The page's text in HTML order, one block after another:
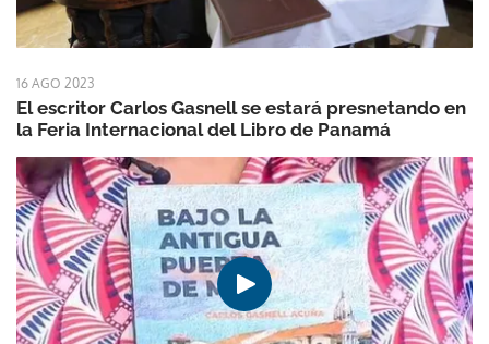
16 AGO 2023
El escritor Carlos Gasnell se estará presnetando en
la Feria Internacional del Libro de Panamá